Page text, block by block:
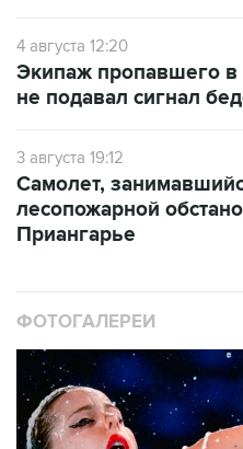
4 августа 12:20
Экипаж пропавшего в
не подавал сигнал
3 августа 19:12
Самолет,
лесопожарной
Приангарье
ФОТОГАЛЕРЕИ